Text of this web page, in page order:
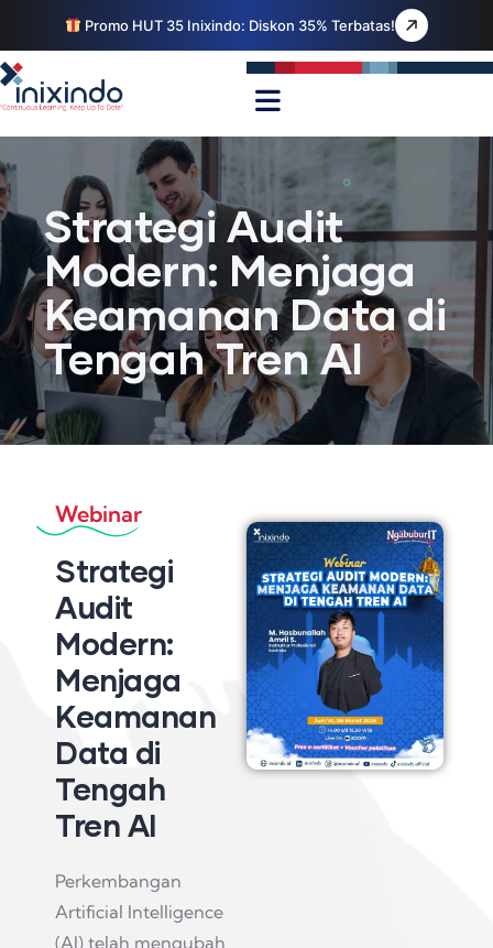
Promo HUT 35 Inixindo: Diskon 35% Terbatas!
Strategi Audit
Modern: Menjaga
Keamanan Data di
Tengah Tren AI
Webinar
Strategi
Audit
Modern:
Menjaga
Keamanan
Data di
Tengah
Tren AI
Perkembangan
Artificial Intelligence
(AI) telah mengubah